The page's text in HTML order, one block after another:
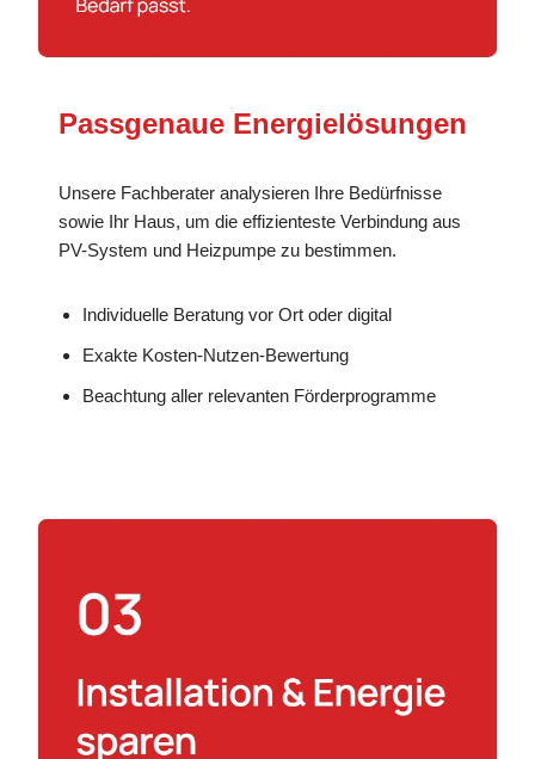
Passgenaue Energielösungen
Unsere Fachberater analysieren Ihre Bedürfnisse
sowie Ihr Haus, um die effizienteste Verbindung aus
PV-System und Heizpumpe zu bestimmen.
Individuelle Beratung vor Ort oder digital
Exakte Kosten-Nutzen-Bewertung
Beachtung aller relevanten Förderprogramme